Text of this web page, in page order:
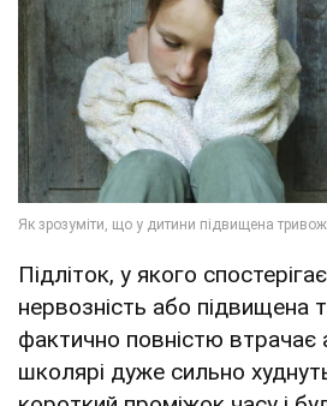
Підліток, у якого
нервозність або підвищена
фактично повністю втрачає
школярі дуже сильно